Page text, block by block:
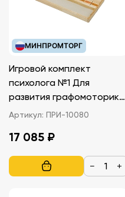
МИНПРОМТОРГ
Игровой комплект
психолога №1 Для
развития графомоторики
с песком и пластинами
Артикул: ПРИ-10080
17 085 ₽
− +